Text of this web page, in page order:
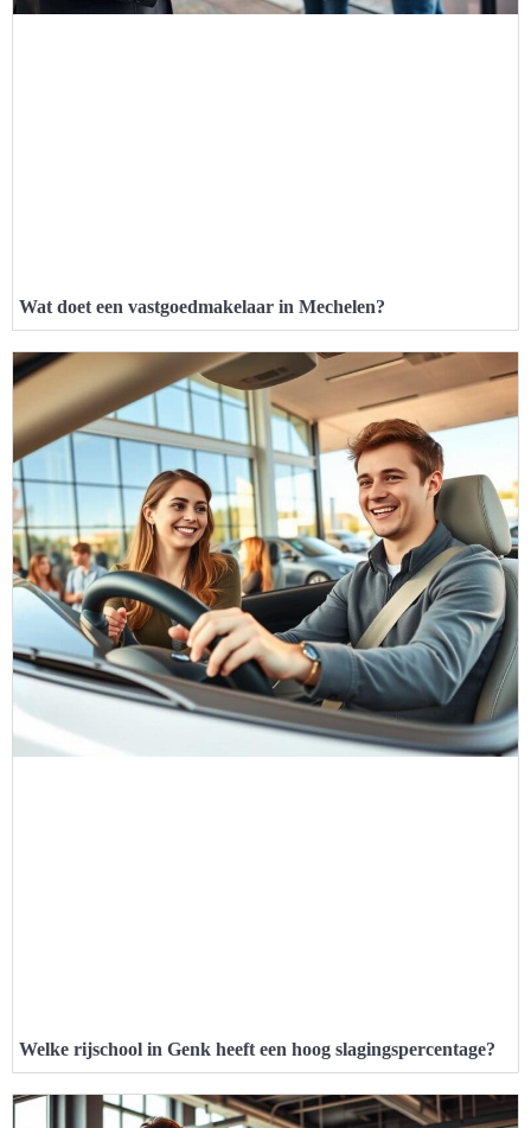
Wat doet een vastgoedmakelaar in Mechelen?
Welke rijschool in Genk heeft een hoog slagingspercentage?